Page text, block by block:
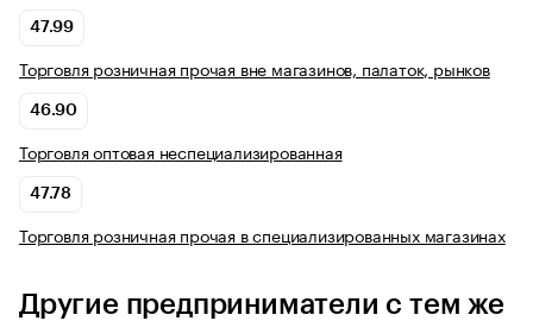
47.99
Торговля розничная прочая вне магазинов, палаток, рынков
46.90
Торговля оптовая неспециализированная
47.78
Торговля розничная прочая в специализированных магазинах
Другие предприниматели с тем же